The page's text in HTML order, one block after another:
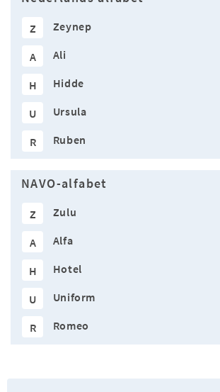
Z Zeynep
A Ali
H Hidde
U Ursula
R Ruben
NAVO-alfabet
Z Zulu
A Alfa
H Hotel
U Uniform
R Romeo